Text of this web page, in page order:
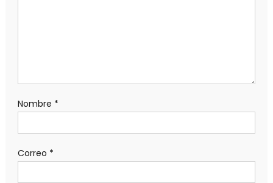
Nombre *
Correo *